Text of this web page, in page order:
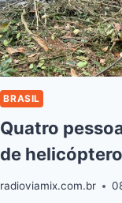
BRASIL
Quatro
de
radioviamix.com.br